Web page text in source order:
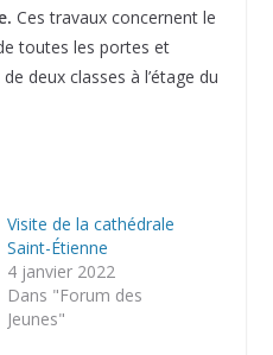
Ces travaux concernent le
toutes les portes et
deux classes à l’étage du
Visite de la cathédrale
Saint-Étienne
4 janvier 2022
Dans "Forum des
Jeunes"